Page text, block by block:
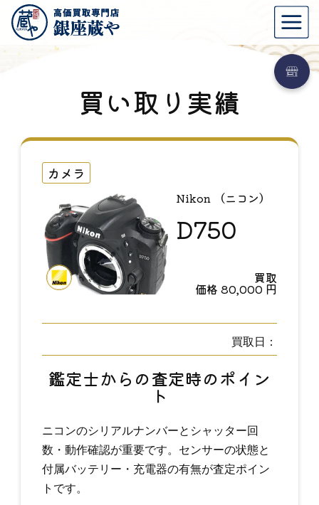
買い取り実績
カメラ
Nikon （ニコン）
D750
買取
価格 80,000 円
買取日：
鑑定士からの査定時のポイン
ト
ニコンのシリアルナンバーとシャッター回
数・動作確認が重要です。センサーの状態と
付属バッテリー・充電器の有無が査定ポイン
トです。